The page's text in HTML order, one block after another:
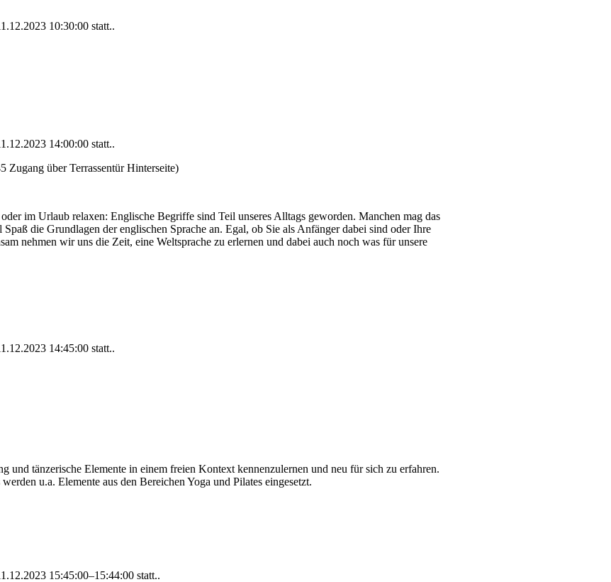
10:30:00 statt..
14:00:00 statt..
über Terrassentür Hinterseite)
im Urlaub relaxen: Englische Begriffe sind Teil unseres Alltags geworden. Manchen mag das
die Grundlagen der englischen Sprache an. Egal, ob Sie als Anfänger dabei sind oder Ihre
nehmen wir uns die Zeit, eine Weltsprache zu erlernen und dabei auch noch was für unsere
14:45:00 statt..
tänzerische Elemente in einem freien Kontext kennenzulernen und neu für sich zu erfahren.
u.a. Elemente aus den Bereichen Yoga und Pilates eingesetzt.
15:45:00–15:44:00 statt..